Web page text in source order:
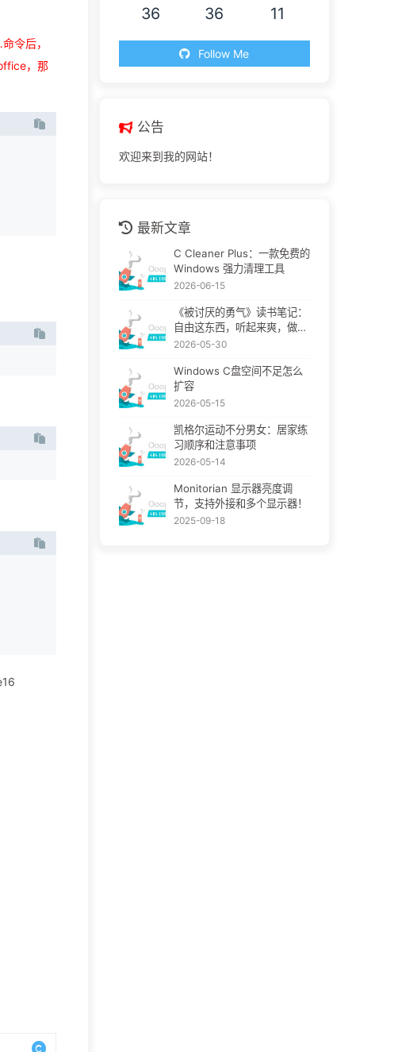
令后，
，那
36 36 11
Follow Me
公告
欢迎来到我的网站！
最新文章
C Cleaner Plus：一款免费的
Windows 强力清理工具
2026-06-15
《被讨厌的勇气》读书笔记：
自由这东西，听起来爽，做起
来挺疼
2026-05-30
Windows C盘空间不足怎么
扩容
2026-05-15
凯格尔运动不分男女：居家练
习顺序和注意事项
2026-05-14
Monitorian 显示器亮度调
节，支持外接和多个显示器！
2025-09-18